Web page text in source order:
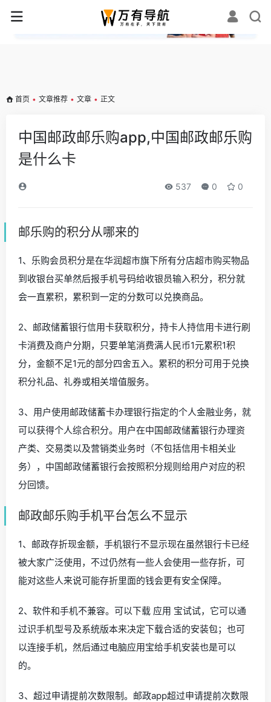
✕
首页 • 文章推荐 • 文章 • 正文
中国邮政邮乐购app,中国邮政邮乐购
是什么卡
537 0 0
邮乐购的积分从哪来的
1、乐购会员积分是在华润超市旗下所有分店超市购买物品
到收银台买单然后报手机号码给收银员输入积分，积分就
会一直累积，累积到一定的分数可以兑换商品。
2、邮政储蓄银行信用卡获取积分，持卡人持信用卡进行刷
卡消费及商户分期，只要单笔消费满人民币1元累积1积
分，金额不足1元的部分四舍五入。累积的积分可用于兑换
积分礼品、礼券或相关增值服务。
3、用户使用邮政储蓄卡办理银行指定的个人金融业务，就
可以获得个人综合积分。用户在中国邮政储蓄银行办理资
产类、交易类以及营销类业务时（不包括信用卡相关业
务），中国邮政储蓄银行会按照积分规则给用户对应的积
分回馈。
邮政邮乐购手机平台怎么不显示
1、邮政存折现金额，手机银行不显示现在虽然银行卡已经
被大家广泛使用，不过仍然有一些人会使用一些存折，可
能对这些人来说可能存折里面的钱会更有安全保障。
2、软件和手机不兼容。可以下载 应用 宝试试，它可以通
过识手机型号及系统版本来决定下载合适的安装包；也可
以连接手机，然后通过电脑应用宝给手机安装也是可以
的。
3、超过申请提前次数限制。邮政app超过申请提前次数限